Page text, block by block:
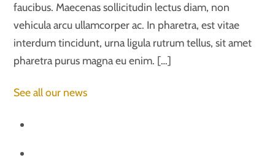
faucibus. Maecenas sollicitudin lectus diam, non
vehicula arcu ullamcorper ac. In pharetra, est vitae
interdum tincidunt, urna ligula rutrum tellus, sit amet
pharetra purus magna eu enim. […]
See all our news